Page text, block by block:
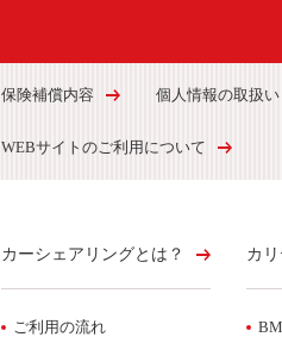
保険補償内容 個人情報の取扱い
WEBサイトのご利用について
カーシェアリングとは？
ご利用の流れ
カ